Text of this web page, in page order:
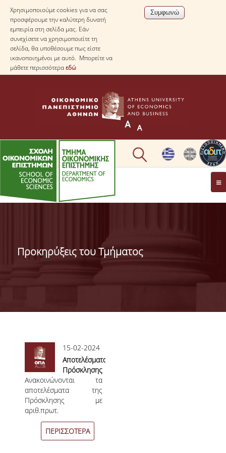
Χρησιμοποιούμε cookies για να σας
προσφέρουμε την καλύτερη δυνατή
εμπειρία στη σελίδα μας. Εάν
συνεχίσετε να χρησιμοποιείτε τη
σελίδα, θα υποθέσουμε πως είστε
ικανοποιημένοι με αυτό. Μπορείτε να
μάθετε περισσότεραεδώ
ΤΟ TΜΗΜΑ
ΔΙΟΙΚΗΣΗ ΤΟΥ ΤΜΗΜΑΤΟΣ
ΓΙΑ ΜΑΘΗΤΕΣ Γ' ΛΥΚΕΙΟΥ
ΕΠΙΤΙΜΟΙ ΔΙΔΑΚΤΟΡΕΣ
ΜΕΤΑΔΙΔΑΚΤΟΡΕΣ
ΕΙΔΙΚΟ ΠΡΟΣΩΠΙΚΟ
ΕΝΤΕΤΑΛΜΕΝΟΙ ΔΙΔΑΣΚΟΝΤΕΣ
Προκηρύξεις του Τμήματος
15-02-2024
Αποτελέσματα
Πρόσκλησης
Εκδήλωσης
Ενδιαφέροντος
με
και Νο.
01.2024
Ανακοινώνονται τα
αποτελέσματα της
Πρόσκλησης με
αριθ.πρωτ.
304/11.01.2024 και
Νο.01/2024.ΠΕΡΙΣΣΟΤΕΡΑ
Σελίδες